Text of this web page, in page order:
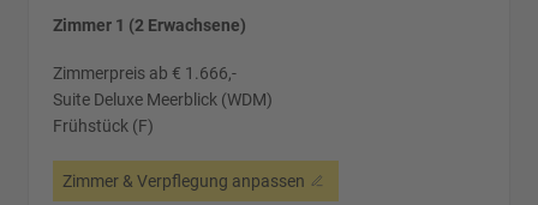
Zimmer 1 (2 Erwachsene)
Zimmerpreis ab € 1.666,-
Suite Deluxe Meerblick (WDM)
Frühstück (F)
Zimmer & Verpflegung anpassen